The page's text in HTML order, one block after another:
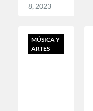
8, 2023
MÚSICA Y
ARTES